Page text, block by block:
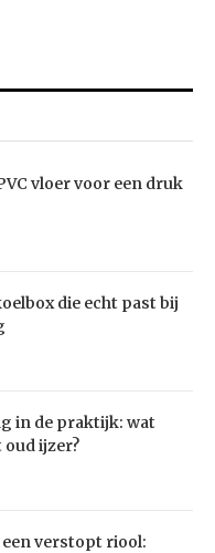
vloer voor een druk
die echt past bij
in de praktijk: wat
ijzer?
een verstopt riool: